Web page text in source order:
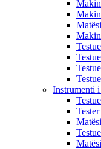
Instrumenti